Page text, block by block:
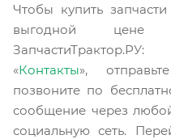
Чтобы купить
выгодной цене
«Контакты»,
позвоните по
сообщение через
социальную сеть.